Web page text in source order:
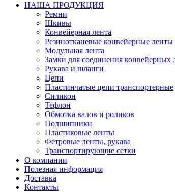
НАША ПРОДУКЦИЯ
Ремни
Шкивы
Конвейерная лента
Резинотканевые конвейерные ленты
Модульная лента
Замки для соединения конвейерных
Рукава и шланги
Цепи
Пластинчатые цепи транспортерные
Силикон
Тефлон
Обмотка валов и роликов
Подшипники
Пластиковые ленты
Фетровые ленты, рукава
Транспортирующие сетки
О компании
Полезная информация
Доставка
Контакты